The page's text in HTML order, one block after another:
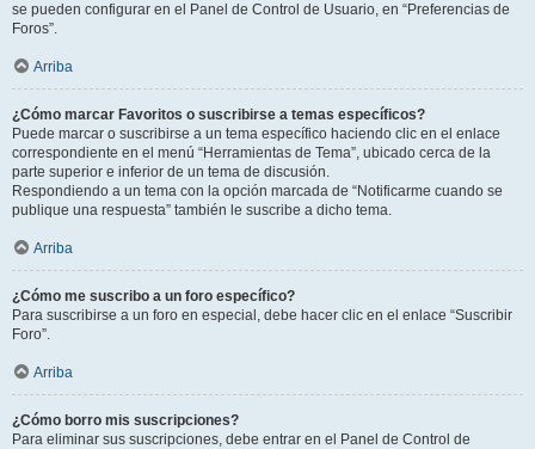
se pueden configurar en el Panel de Control de Usuario, en “Preferencias de
Foros”.
Arriba
¿Cómo marcar Favoritos o suscribirse a temas específicos?
Puede marcar o suscribirse a un tema específico haciendo clic en el enlace
correspondiente en el menú “Herramientas de Tema”, ubicado cerca de la
parte superior e inferior de un tema de discusión.
Respondiendo a un tema con la opción marcada de “Notificarme cuando se
publique una respuesta” también le suscribe a dicho tema.
Arriba
¿Cómo me suscribo a un foro específico?
Para suscribirse a un foro en especial, debe hacer clic en el enlace “Suscribir
Foro”.
Arriba
¿Cómo borro mis suscripciones?
Para eliminar sus suscripciones, debe entrar en el Panel de Control de